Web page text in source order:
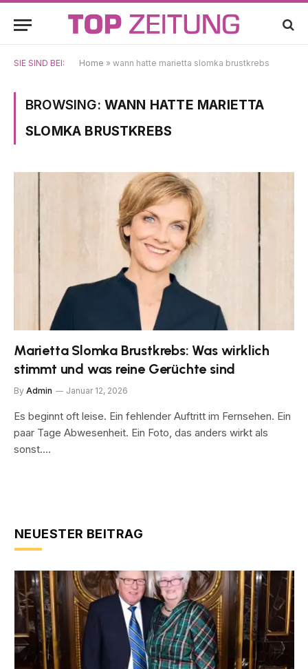
SIE SIND BEI: Home » wann hatte marietta slomka brustkrebs
BROWSING: WANN HATTE MARIETTA
SLOMKA BRUSTKREBS
Marietta Slomka Brustkrebs: Was wirklich
stimmt und was reine Gerüchte sind
By Admin Januar 12, 2026
Es beginnt oft leise. Ein fehlender Auftritt im Fernsehen. Ein
paar Tage Abwesenheit. Ein Foto, das anders wirkt als
sonst.…
NEUESTER BEITRAG